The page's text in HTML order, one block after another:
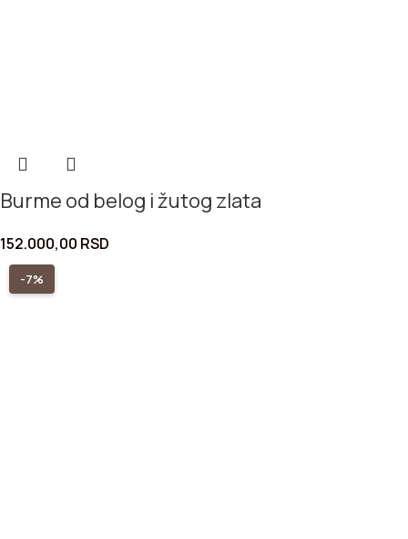
Burme od belog i žutog zlata
152.000,00 RSD
-7%